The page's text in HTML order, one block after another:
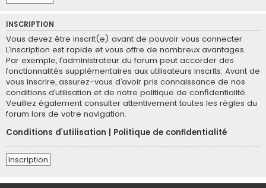
INSCRIPTION
Vous devez être inscrit(e) avant de pouvoir vous connecter.
L’inscription est rapide et vous offre de nombreux avantages.
Par exemple, l’administrateur du forum peut accorder des
fonctionnalités supplémentaires aux utilisateurs inscrits. Avant de
vous inscrire, assurez-vous d’avoir pris connaissance de nos
conditions d’utilisation et de notre politique de confidentialité.
Veuillez également consulter attentivement toutes les règles du
forum lors de votre navigation.
Conditions d’utilisation
Politique de confidentialité
Inscription